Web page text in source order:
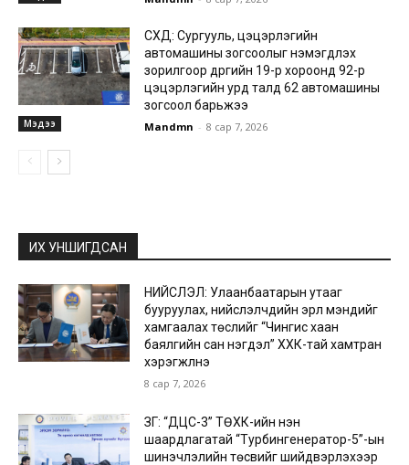
Мэдээ
СХД: Сургууль, цэцэрлэгийн
автомашины зогсоолыг нэмэгдүүлэх
зорилгоор дүүргийн 19-р хороонд 92-р
цэцэрлэгийн урд талд 62 автомашины
зогсоол барьжээ
Mandmn - 8 сар 7, 2026
ИХ УНШИГДСАН
НИЙСЛЭЛ: Улаанбаатарын утааг
бууруулах, нийслэлчүүдийн эрүүл мэндийг
хамгаалах төслийг “Чингис хаан
баялгийн сан нэгдэл” ХХК-тай хамтран
хэрэгжүүлнэ
8 сар 7, 2026
ЗГ: “ДЦС-3” ТӨХК-ийн нэн
шаардлагатай “Турбингенератор-5”-ын
шинэчлэлийн төсвийг шийдвэрлэхээр